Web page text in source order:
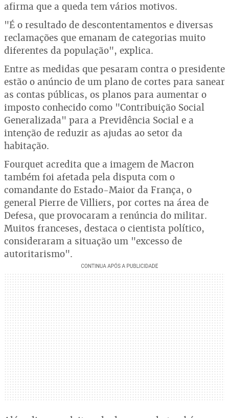
afirma que a queda tem vários motivos.
"É o resultado de descontentamentos e diversas
reclamações que emanam de categorias muito
diferentes da população", explica.
Entre as medidas que pesaram contra o presidente
estão o anúncio de um plano de cortes para sanear
as contas públicas, os planos para aumentar o
imposto conhecido como "Contribuição Social
Generalizada" para a Previdência Social e a
intenção de reduzir as ajudas ao setor da
habitação.
Fourquet acredita que a imagem de Macron
também foi afetada pela disputa com o
comandante do Estado-Maior da França, o
general Pierre de Villiers, por cortes na área de
Defesa, que provocaram a renúncia do militar.
Muitos franceses, destaca o cientista político,
consideraram a situação um "excesso de
autoritarismo".